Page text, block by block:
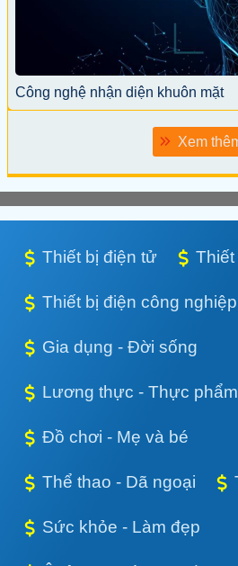
Công nghệ nhận diện khuôn mặt
Xem
Thiết bị điện tử
Thiết bị điện công nghiệp
Gia dụng - Đời sống
Lương thực - Thực phẩm
Đồ chơi - Mẹ và bé
Thể thao - Dã ngoại
Sức khỏe - Làm đẹp